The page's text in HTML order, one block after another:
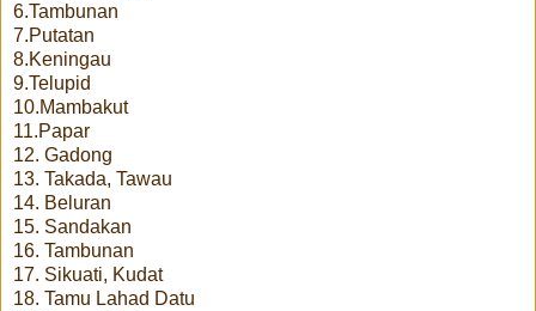
6.Tambunan
7.Putatan
8.Keningau
9.Telupid
10.Mambakut
11.Papar
12. Gadong
13. Takada, Tawau
14. Beluran
15. Sandakan
16. Tambunan
17. Sikuati, Kudat
18. Tamu Lahad Datu